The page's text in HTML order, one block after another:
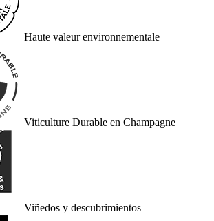
Haute valeur environnementale
Viticulture Durable en Champagne
Viñedos y descubrimientos